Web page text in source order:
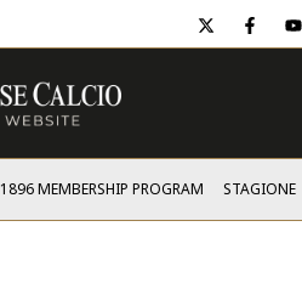
twitter
1896 MEMBERSHIP PROGRAM STAGIONE